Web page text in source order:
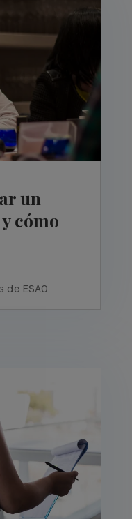
un
cómo
ESAO